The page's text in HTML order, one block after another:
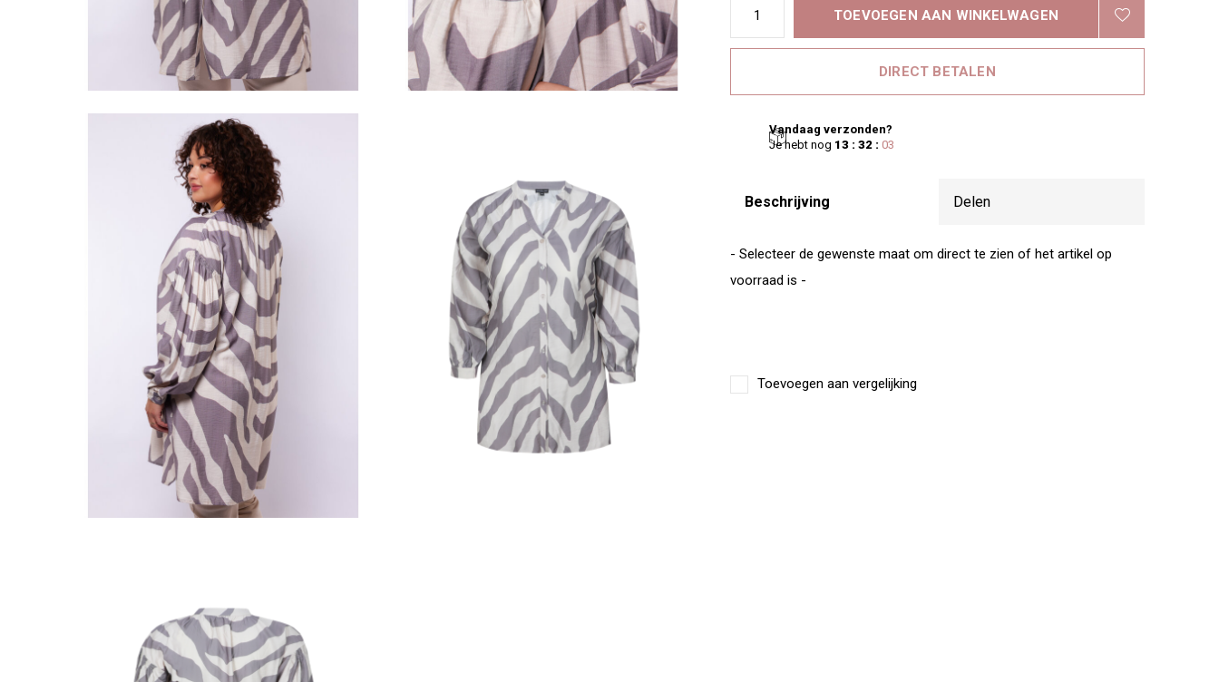
TOEVOEGEN AAN WINKELWAGEN
DIRECT BETALEN
Vandaag verzonden?
Je hebt nog 13 : 32 : 02
Beschrijving Delen
- Selecteer de gewenste maat om direct te zien of het artikel op
voorraad is -
Toevoegen aan vergelijking